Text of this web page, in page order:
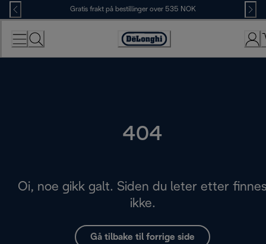
Skip
to
Content
Gratis frakt på bestillinger over 535 NOK
Accessibility
Statement
404
Oi, noe gikk galt. Siden du leter etter
ikke.
Gå tilbake til forrige side